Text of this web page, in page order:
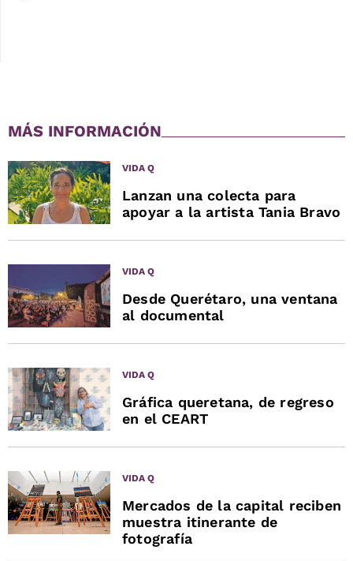
MÁS INFORMACIÓN
VIDA Q
Lanzan una colecta para
apoyar a la artista Tania Bravo
VIDA Q
Desde Querétaro, una ventana
al documental
VIDA Q
Gráfica queretana, de regreso
en el CEART
VIDA Q
Mercados de la capital reciben
muestra itinerante de
fotografía